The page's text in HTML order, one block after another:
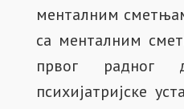
менталним
са менталним
првог радног
психијатријске